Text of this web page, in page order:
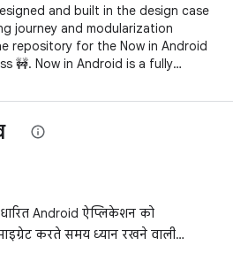
and built in the design case
journey and modularization
repository for the Now in Android
🚧. Now in Android is a fully
Android ऐप्लिकेशन को
करते समय ध्यान रखने वाली